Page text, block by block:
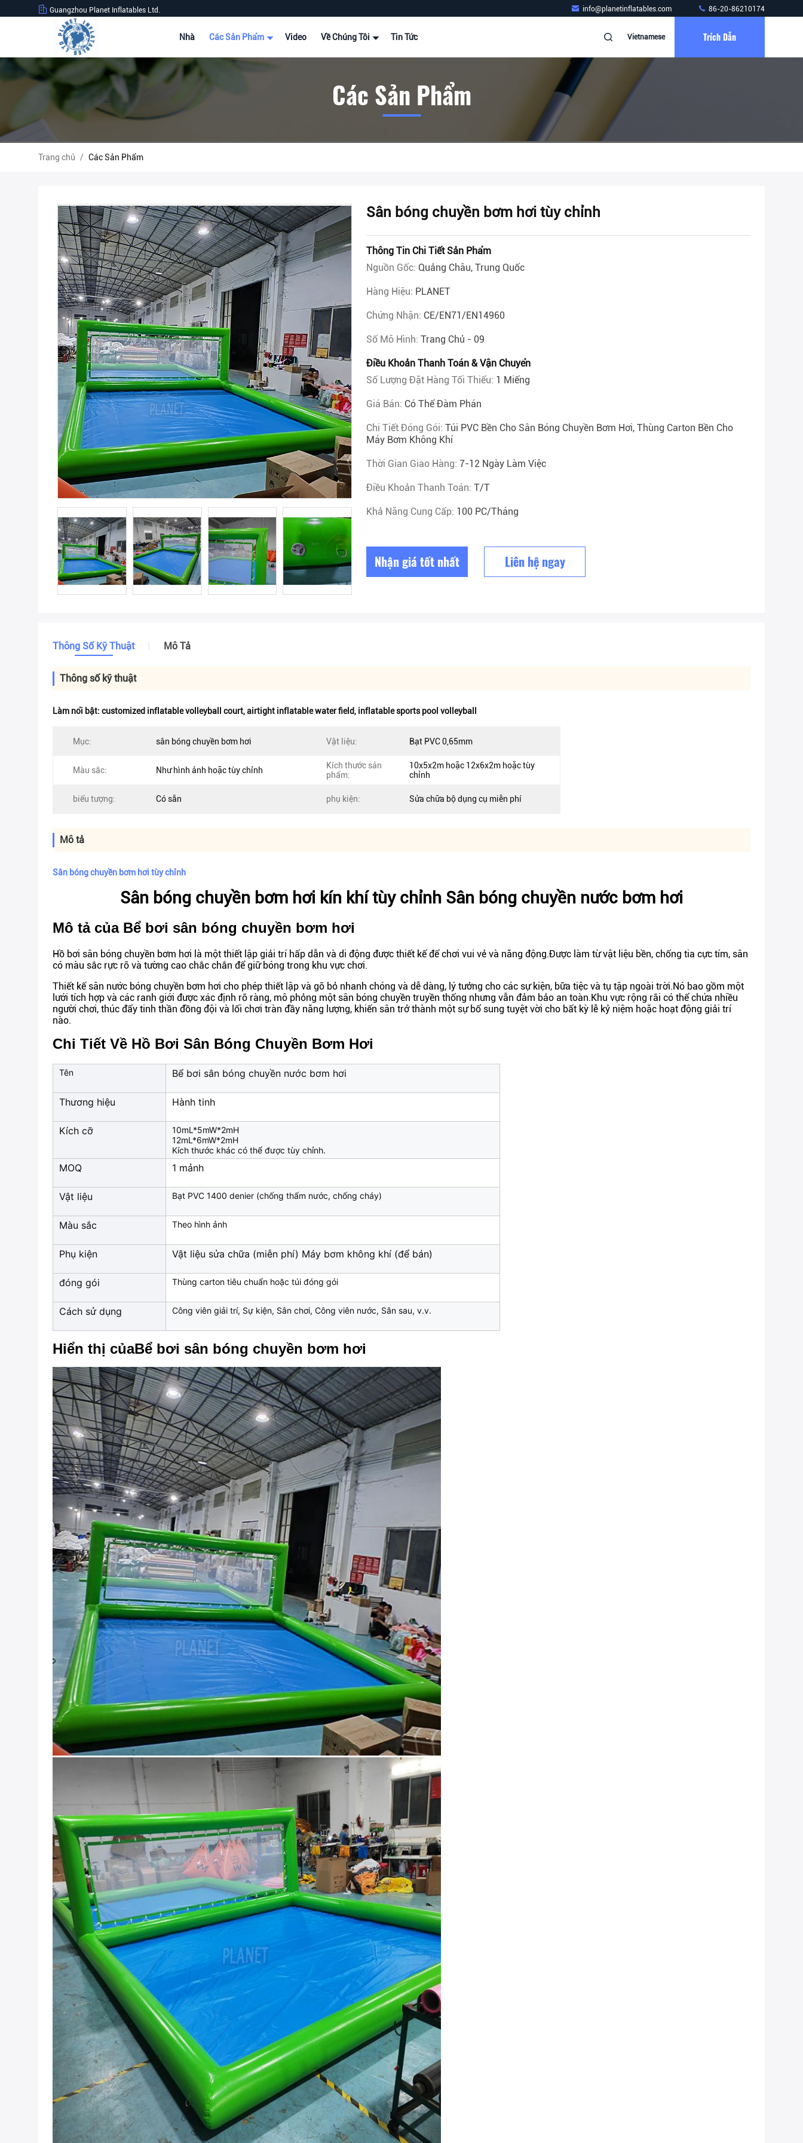
Guangzhou Planet Inflatables Ltd. info@planetinflatables.com 86-20-86210174
Nhà Các Sản Phẩm Video Về Chúng Tôi Tin Tức Vietnamese Trích Dẫn
Các Sản Phẩm
Trang chủ / Các Sản Phẩm
Sân bóng chuyền bơm hơi tùy chỉnh
Thông Tin Chi Tiết Sản Phẩm
Nguồn Gốc: Quảng Châu, Trung Quốc
Hàng Hiệu: PLANET
Chứng Nhận: CE/EN71/EN14960
Số Mô Hình: Trang Chủ - 09
Điều Khoản Thanh Toán & Vận Chuyển
Số Lượng Đặt Hàng Tối Thiểu: 1 Miếng
Giá Bán: Có Thể Đàm Phán
Chi Tiết Đóng Gói: Túi PVC Bền Cho Sân Bóng Chuyền Bơm Hơi, Thùng Carton Bền Cho
Máy Bơm Không Khí
Thời Gian Giao Hàng: 7-12 Ngày Làm Việc
Điều Khoản Thanh Toán: T/T
Khả Năng Cung Cấp: 100 PC/Tháng
Nhận giá tốt nhất Liên hệ ngay
Thông Số Kỹ Thuật Mô Tả
Thông số kỹ thuật
Làm nổi bật: customized inflatable volleyball court,airtight inflatable water field, inflatable sports pool volleyball
Mục: sân bóng chuyền bơm hơi Vật liệu: Bạt PVC 0,65mm
Màu sắc: Như hình ảnh hoặc tùy chỉnh
Kích thước sản
phẩm:
10x5x2m hoặc 12x6x2m hoặc tùy
chỉnh
biểu tượng: Có sẵn phụ kiện: Sửa chữa bộ dụng cụ miễn phí
Mô tả
Sân bóng chuyền bơm hơi tùy chỉnh
Sân bóng chuyền bơm hơi kín khí tùy chỉnh Sân bóng chuyền nước bơm hơi
Mô tả của Bể bơi sân bóng chuyền bơm hơi
Hồ bơi sân bóng chuyền bơm hơi là một thiết lập giải trí hấp dẫn và di động được thiết kế để chơi vui vẻ và năng động.Được làm từ vật liệu bền, chống tia cực tím, sân
có màu sắc rực rỡ và tường cao chắc chắn để giữ bóng trong khu vực chơi.
Thiết kế sân nước bóng chuyền bơm hơi cho phép thiết lập và gỡ bỏ nhanh chóng và dễ dàng, lý tưởng cho các sự kiện, bữa tiệc và tụ tập ngoài trời.Nó bao gồm một
lưới tích hợp và các ranh giới được xác định rõ ràng, mô phỏng một sân bóng chuyền truyền thống nhưng vẫn đảm bảo an toàn.Khu vực rộng rãi có thể chứa nhiều
người chơi, thúc đẩy tinh thần đồng đội và lối chơi tràn đầy năng lượng, khiến sân trở thành một sự bổ sung tuyệt vời cho bất kỳ lễ kỷ niệm hoặc hoạt động giải trí
nào.
Chi Tiết Về Hồ Bơi Sân Bóng Chuyền Bơm Hơi
Tên Bể bơi sân bóng chuyền nước bơm hơi
Thương hiệu Hành tinh
Kích cỡ
10mL*5mW*2mH
12mL*6mW*2mH
Kích thước khác có thể được tùy chỉnh.
MOQ 1 mảnh
Vật liệu Bạt PVC 1400 denier (chống thấm nước, chống cháy)
Màu sắc Theo hình ảnh
Phụ kiện Vật liệu sửa chữa (miễn phí) Máy bơm không khí (để bán)
đóng gói Thùng carton tiêu chuẩn hoặc túi đóng gói
Cách sử dụng Công viên giải trí, Sự kiện, Sân chơi, Công viên nước, Sân sau, v.v.
Hiển thị củaBể bơi sân bóng chuyền bơm hơi